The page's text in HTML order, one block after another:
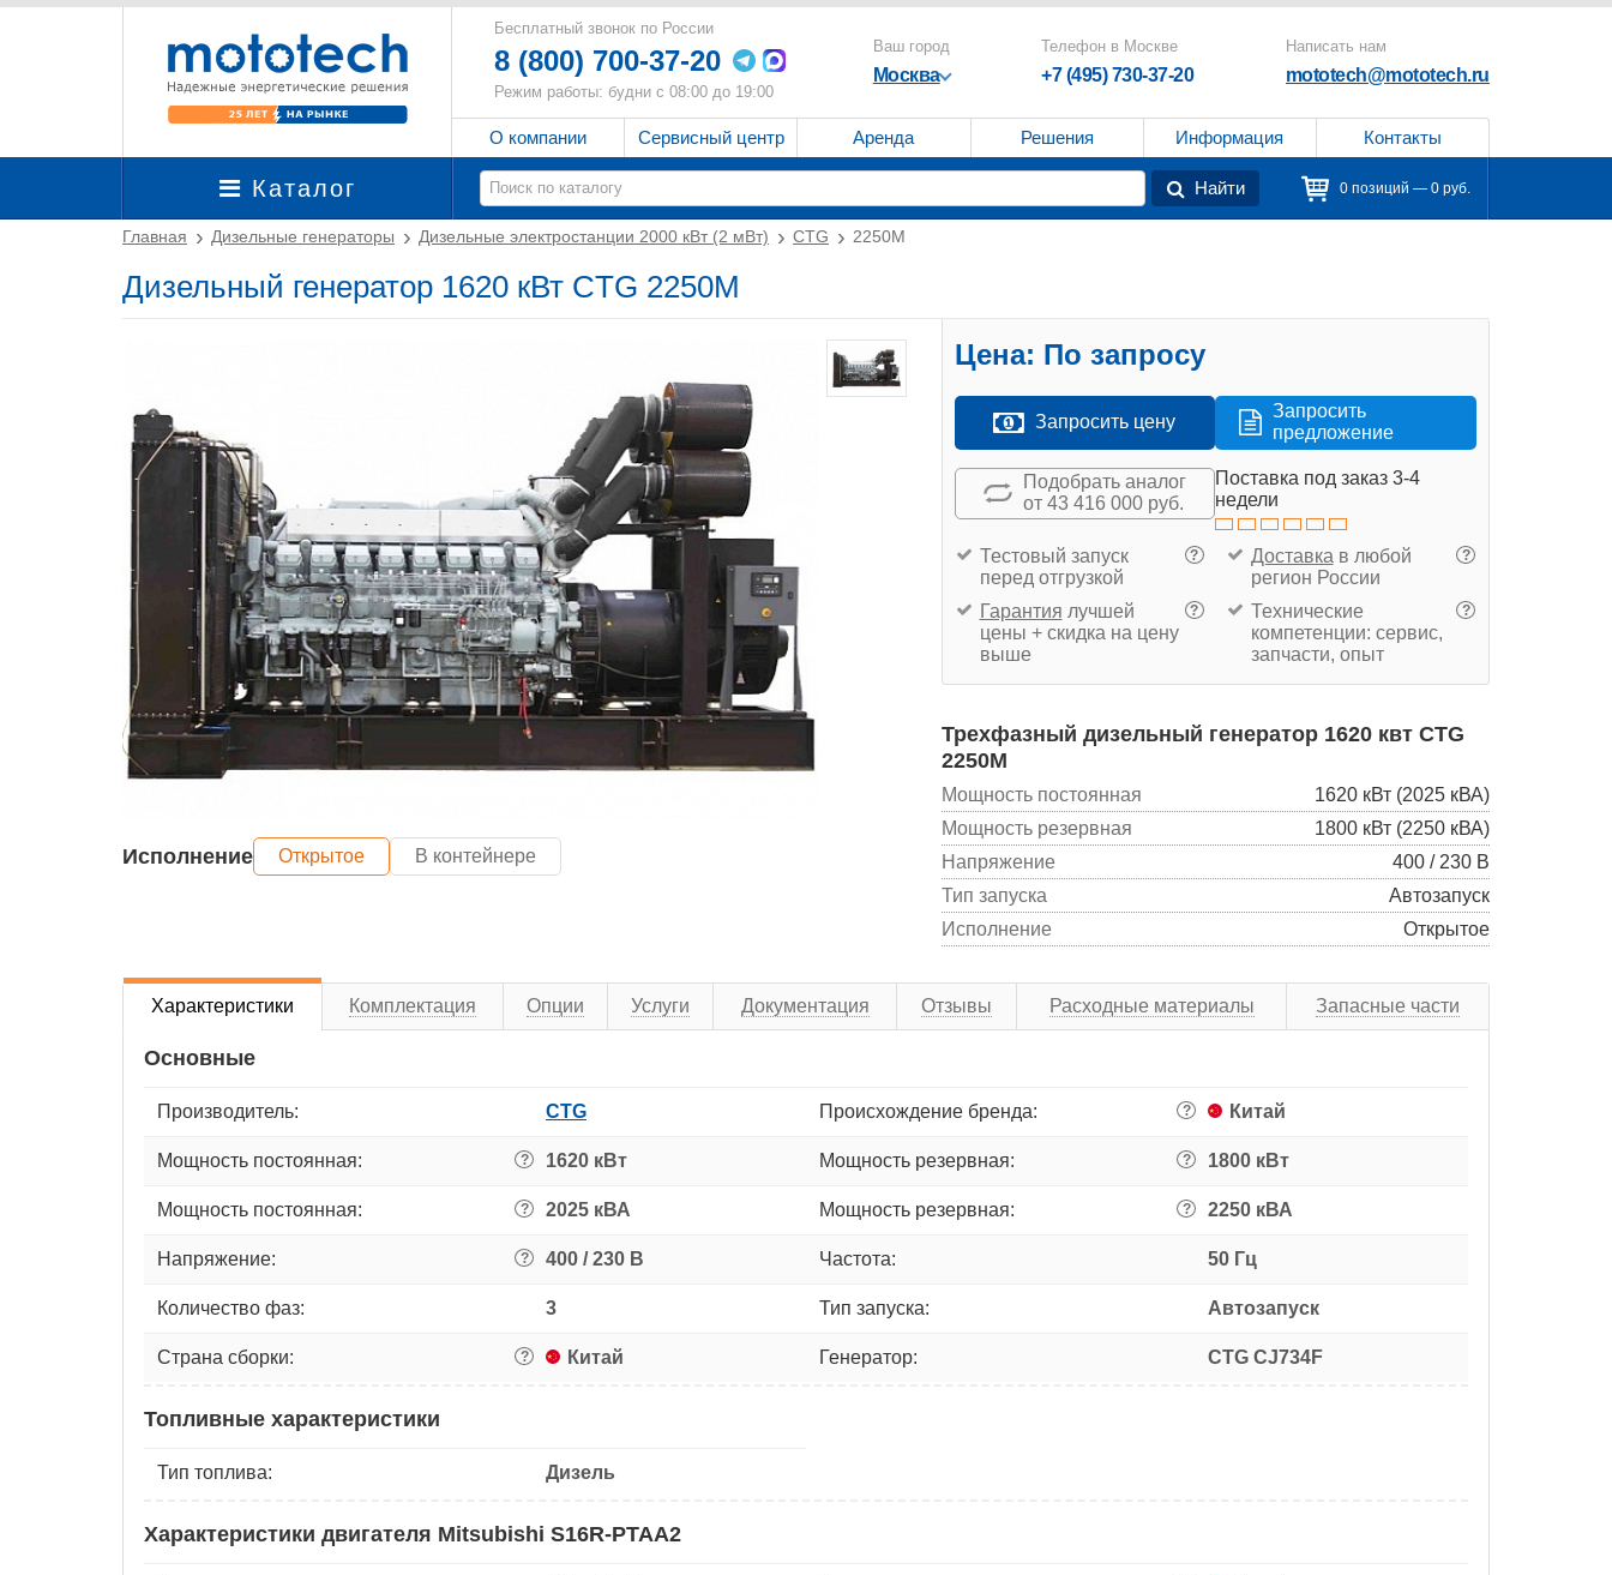
Бесплатный звонок по России
8 (800) 700-37-20
Режим работы: будни с 08:00 до 19:00
Ваш город
Москва
Телефон в Москве
+7 (495) 730-37-20
Написать нам
mototech@mototech.ru
О компании Сервисный центр Аренда Решения Информация Контакты
Каталог Найти 0 позиций — 0 руб.
Главная Дизельные генераторы Дизельные электростанции 2000 кВт (2 мВт) CTG 2250M
Дизельный генератор 1620 кВт CTG 2250M
Исполнение Открытое В контейнере
Цена: По запросу
Запросить цену
Запросить
предложение
Подобрать аналог
от 43 416 000 руб.
Поставка под заказ 3-4
недели
?
Тестовый запуск
перед отгрузкой
?
Доставка в любой
регион России
?
Гарантия лучшей
цены + скидка на цену
выше
?
Технические
компетенции: сервис,
запчасти, опыт
Трехфазный дизельный генератор 1620 квт CTG
2250M
Мощность постоянная
1620 кВт (2025 кВА)
Мощность резервная
1800 кВт (2250 кВА)
Напряжение
400 / 230 В
Тип запуска
Автозапуск
Исполнение
Открытое
Характеристики Комплектация Опции Услуги Документация Отзывы Расходные материалы Запасные части
Основные
Производитель: CTG Происхождение бренда: ? Китай
Мощность постоянная: ? 1620 кВт Мощность резервная: ? 1800 кВт
Мощность постоянная: ? 2025 кВА Мощность резервная: ? 2250 кВА
Напряжение: ? 400 / 230 В Частота: 50 Гц
Количество фаз: 3 Тип запуска: Автозапуск
Страна сборки: ? Китай Генератор: CTG CJ734F
Топливные характеристики
Тип топлива: Дизель
Характеристики двигателя Mitsubishi S16R-PTAA2